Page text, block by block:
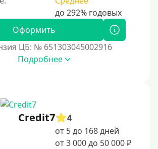
Контакт
системы быстрых платежей (СБП)
Оформить
ЦБ: № 651303045002916
Подробнее
Credit7
4
от 5 до 168 дней
от 3 000 до 50 000 ₽